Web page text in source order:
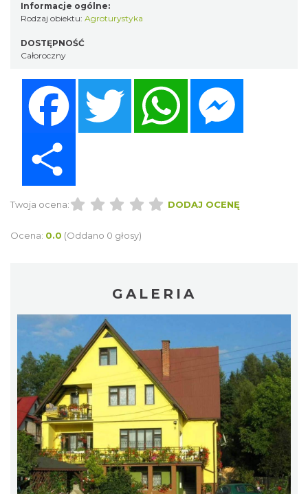
Informacje ogólne:
Rodzaj obiektu: Agroturystyka
DOSTĘPNOŚĆ
Całoroczny
Twitter WhatsApp
Twoja ocena: DODAJ OCENĘ
Ocena: 0.0 (Oddano 0 głosy)
GALERIA